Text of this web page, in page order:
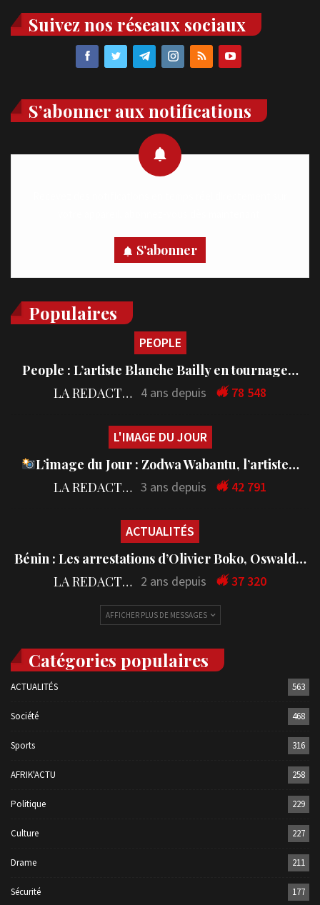
Suivez nos réseaux sociaux
S’abonner aux notifications
S'abonner
Populaires
PEOPLE
People : L’artiste Blanche Bailly en tournage…
LA REDACTION 4 ans depuis 78 548
L'IMAGE DU JOUR
L’image du Jour : Zodwa Wabantu, l’artiste…
LA REDACTION 3 ans depuis 42 791
ACTUALITÉS
Bénin : Les arrestations d’Olivier Boko, Oswald…
LA REDACTION 2 ans depuis 37 320
AFFICHER PLUS DE MESSAGES
Catégories populaires
ACTUALITÉS 563
Société 468
Sports 316
AFRIK'ACTU 258
Politique 229
Culture 227
Drame 211
Sécurité 177